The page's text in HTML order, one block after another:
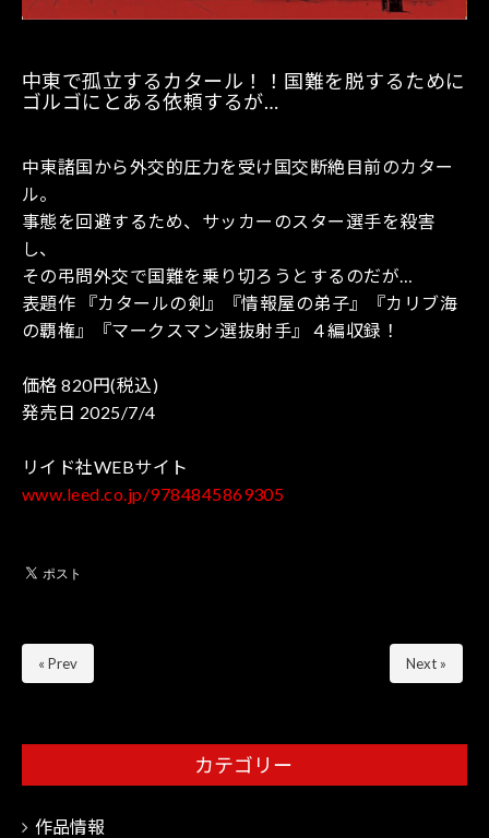
中東で孤立するカタール！！国難を脱するために
ゴルゴにとある依頼するが…
中東諸国から外交的圧力を受け国交断絶目前のカター
ル。
事態を回避するため、サッカーのスター選手を殺害
し、
その弔問外交で国難を乗り切ろうとするのだが…
表題作 『カタールの剣』『情報屋の弟子』『カリブ海
の覇権』『マークスマン選抜射手』４編収録！
価格 820円(税込)
発売日 2025/7/4
リイド社WEBサイト
www.leed.co.jp/9784845869305
« Prev Next »
カテゴリー
作品情報